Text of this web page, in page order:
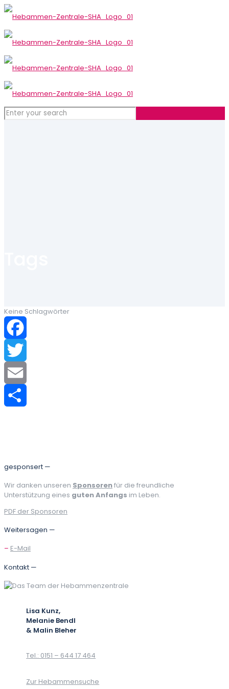
Keine Schlagwörter
Facebook
Twitter
Email
gesponsert —
Wir danken unseren Sponsorenfür die freundliche
Unterstützung eines guten Anfangs im Leben.
PDF der Sponsoren
Weitersagen —
– E-Mail
Kontakt —
Lisa Kunz,
Melanie Bendl
& Malin Bleher
Tel.: 0151 – 644 17 464
Zur Hebammensuche